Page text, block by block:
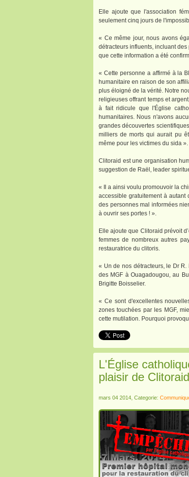
Elle ajoute que l'association
seulement cinq jours de
« Ce même jour, nous avons
détracteurs influents, incluant
que cette information a été
« Cette personne a affirmé à la
humanitaire en raison de son
plus éloigné de la vérité. Notre
religieuses offrant temps et
à fait ridicule que l'Église
humanitaires. Nous n'avons
grandes découvertes
milliers de morts qui aurait pu
même pour les victimes du sida ».
Clitoraid est une organisation
suggestion de Raël, leader
« Il a ainsi voulu promouvoir la
accessible gratuitement à
des personnes mal informées
à ouvrir ses portes ! ».
Elle ajoute que Clitoraid prévoit
femmes de nombreux autres
restauratrice du clitoris.
« Un de nos détracteurs, le Dr
des MGF à Ouagadougou, au
Brigitte Boisselier.
« Ce sont d'excellentes
zones touchées par les MGF,
cette mutilation. Pourquoi
L'Église
plaisir de
mars 04 2014, Categorie: